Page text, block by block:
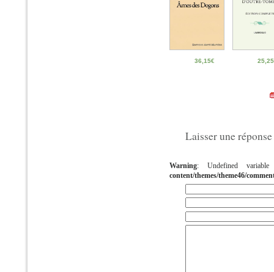
36,15€ 25,25
Laisser une réponse
Warning: Undefined
content/themes/theme46/